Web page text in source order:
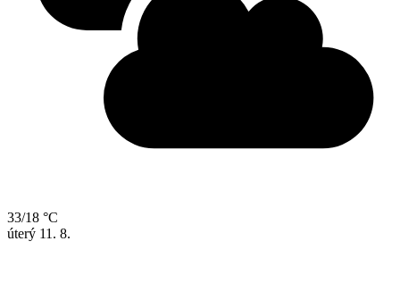
33/18 °C
úterý 11. 8.